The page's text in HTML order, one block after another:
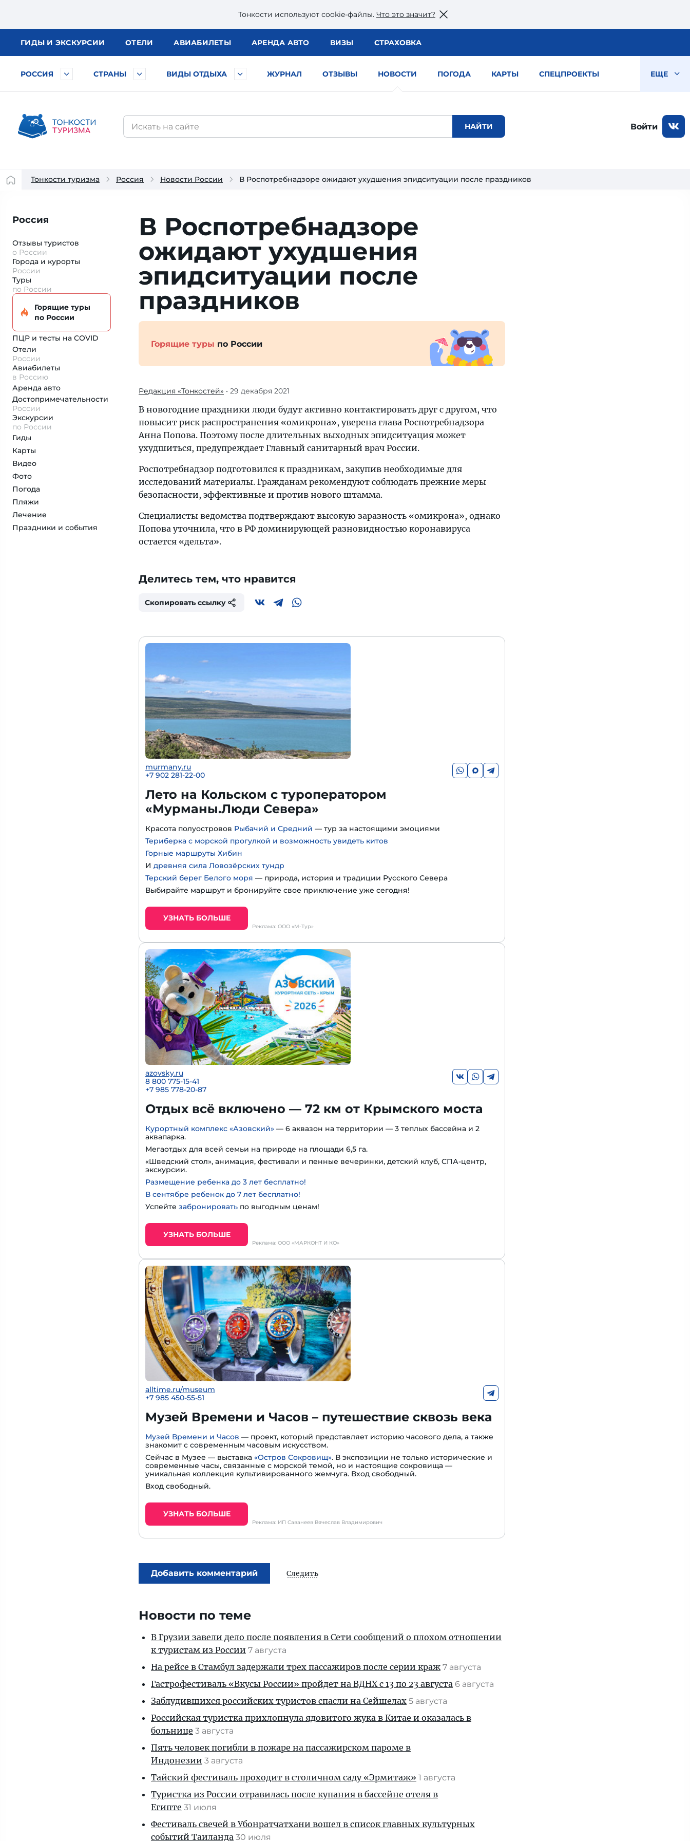
Тонкости используют сookie-файлы. Что это значит?
ГИДЫ И ЭКСКУРСИИ ОТЕЛИ АВИАБИЛЕТЫ АРЕНДА АВТО ВИЗЫ СТРАХОВКА
РОССИЯ СТРАНЫ ВИДЫ ОТДЫХА ЖУРНАЛ ОТЗЫВЫ НОВОСТИ ПОГОДА КАРТЫ СПЕЦПРОЕКТЫ ЕЩЕ
Войти
Тонкости туризма Россия Новости России В Роспотребнадзоре ожидают ухудшения эпидситуации после праздников
Россия
Отзывы туристов
о России
Города и курорты
России
Туры
по России
Горящие туры
по России
ПЦР и тесты на COVID
Отели
России
Авиабилеты
в Россию
Аренда авто
Достопримеча­тельности
России
Экскурсии
по России
Гиды
Карты
Видео
Фото
Погода
Пляжи
Лечение
Праздники и события
В Роспотребнадзоре
ожидают ухудшения
эпидситуации после
праздников
Горящие туры по России
Редакция «Тонкостей» • 29 декабря 2021
В новогодние праздники люди будут активно контактировать друг с другом, что
повысит риск распространения «омикрона», уверена глава Роспотребнадзора
Анна Попова. Поэтому после длительных выходных эпидситуация может
ухудшиться, предупреждает Главный санитарный врач России.
Роспотребнадзор подготовился к праздникам, закупив необходимые для
исследований материалы. Гражданам рекомендуют соблюдать прежние меры
безопасности, эффективные и против нового штамма.
Специалисты ведомства подтверждают высокую заразность «омикрона», однако
Попова уточнила, что в РФ доминирующей разновидностью коронавируса
остается «дельта».
Делитесь тем, что нравится
Скопировать ссылку
murmany.ru
+7 902 281-22-00
Лето на Кольском с туроператором
«Мурманы.Люди Севера»
Красота полуостровов Рыбачий и Средний — тур за настоящими эмоциями
Териберка с морской прогулкой и возможность увидеть китов
Горные маршруты Хибин
И древняя сила Ловозёрских тундр
Терский берег Белого моря — природа, история и традиции Русского Севера
Выбирайте маршрут и бронируйте свое приключение уже сегодня!
УЗНАТЬ БОЛЬШЕ
Реклама: ООО «М-Тур»
azovsky.ru
8 800 775-15-41
+7 985 778-20-87
Отдых всё включено — 72 км от Крымского моста
Курортный комплекс «Азовский» — 6 аквазон на территории — 3 теплых бассейна и 2
аквапарка.
Мегаотдых для всей семьи на природе на площади 6,5 га.
«Шведский стол», анимация, фестивали и пенные вечеринки, детский клуб, СПА-центр,
экскурсии.
Размещение ребенка до 3 лет бесплатно!
В сентябре ребенок до 7 лет бесплатно!
Успейте забронировать по выгодным ценам!
УЗНАТЬ БОЛЬШЕ
Реклама: ООО «МАРКОНТ И КО»
alltime.ru/museum
+7 985 450-55-51
Музей Времени и Часов – путешествие сквозь века
Музей Времени и Часов — проект, который представляет историю часового дела, а также
знакомит с современным часовым искусством.
Сейчас в Музее — выставка «Остров Сокровищ». В экспозиции не только исторические и
современные часы, связанные с морской темой, но и настоящие сокровища —
уникальная коллекция культивированного жемчуга. Вход свободный.
Вход свободный.
УЗНАТЬ БОЛЬШЕ
Реклама: ИП Саванеев Вячеслав Владимирович
Добавить комментарий Следить
Новости по теме
В Грузии завели дело после появления в Сети сообщений о плохом отношении
к туристам из России 7 августа
На рейсе в Стамбул задержали трех пассажиров после серии краж 7 августа
Гастрофестиваль «Вкусы России» пройдет на ВДНХ с 13 по 23 августа 6 августа
Заблудившихся российских туристов спасли на Сейшелах 5 августа
Российская туристка прихлопнула ядовитого жука в Китае и оказалась в
больнице 3 августа
Пять человек погибли в пожаре на пассажирском пароме в
Индонезии 3 августа
Тайский фестиваль проходит в столичном саду «Эрмитаж» 1 августа
Туристка из России отравилась после купания в бассейне отеля в
Египте 31 июля
Фестиваль свечей в Убонратчатхани вошел в список главных культурных
событий Таиланда 30 июля